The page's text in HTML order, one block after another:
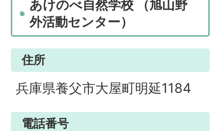
あけのべ自然学校 （旭山野
外活動センター）
住所
兵庫県養父市大屋町明延1184
電話番号